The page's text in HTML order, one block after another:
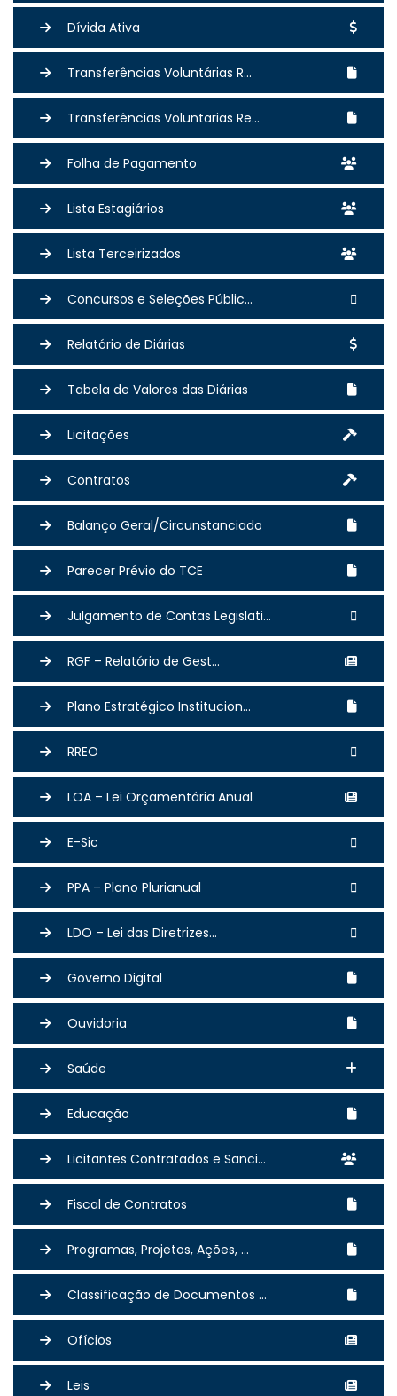
Dívida Ativa
Transferências Voluntárias R...
Transferências Voluntarias Re...
Folha de Pagamento
Lista Estagiários
Lista Terceirizados
Concursos e Seleções Públic...
Relatório de Diárias
Tabela de Valores das Diárias
Licitações
Contratos
Balanço Geral/Circunstanciado
Parecer Prévio do TCE
Julgamento de Contas Legislati...
RGF – Relatório de Gest...
Plano Estratégico Institucion...
RREO
LOA – Lei Orçamentária Anual
E-Sic
PPA – Plano Plurianual
LDO – Lei das Diretrizes...
Governo Digital
Ouvidoria
Saúde
Educação
Licitantes Contratados e Sanci...
Fiscal de Contratos
Programas, Projetos, Ações, ...
Classificação de Documentos ...
Ofícios
Leis